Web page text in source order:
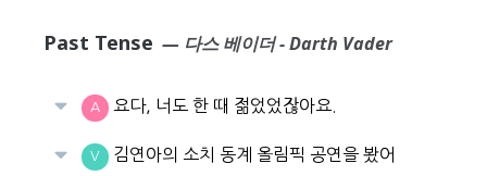
Past Tense — 다스 베이더 - Darth Vader
A 요다, 너도 한 때 젊었었잖아요.
V
김연아의 소치 동계 올림픽 공연을 봤어